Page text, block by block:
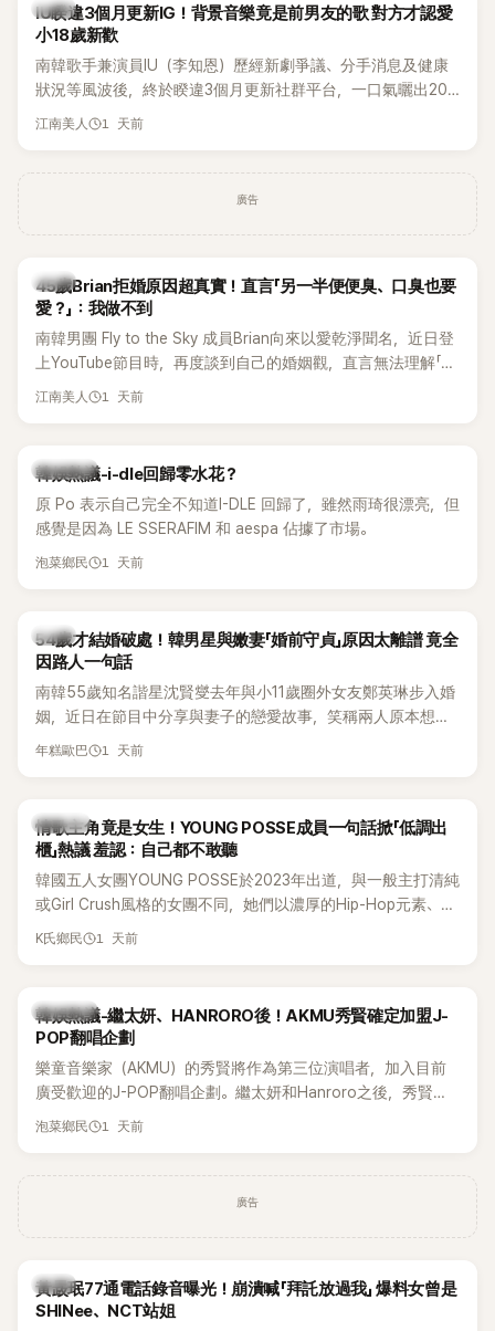
韓星
IU睽違3個月更新IG！背景音樂竟是前男友的歌 對方才認愛
小18歲新歡
南韓歌手兼演員IU（李知恩）歷經新劇爭議、分手消息及健康
狀況等風波後，終於睽違3個月更新社群平台，一口氣曬出20
張近況照，讓大批粉絲又驚又喜。不過，比起照片本身，更引
江南美人 1 天前
廣告
韓星
45歲Brian拒婚原因超真實！直言「另一半便便臭、口臭也要
愛？」：我做不到
南韓男團 Fly to the Sky 成員Brian向來以愛乾淨聞名，近日登
上YouTube節目時，再度談到自己的婚姻觀，直言無法理解「連
另一半的口臭、便便臭都要愛」這種說法，更大方表明自己是不
江南美人 1 天前
熱議討論
韓娛熱議-i-dle回歸零水花？
原 Po 表示自己完全不知道I-DLE 回歸了，雖然雨琦很漂亮，但
感覺是因為 LE SSERAFIM 和 aespa 佔據了市場。
泡菜鄉民 1 天前
韓星
54歲才結婚破處！韓男星與嫩妻「婚前守貞」原因太離譜 竟全
因路人一句話
南韓55歲知名諧星沈賢燮去年與小11歲圈外女友鄭英琳步入婚
姻，近日在節目中分享與妻子的戀愛故事，笑稱兩人原本想享
受兩人世界，沒想到站在飯店門口時竟被路人認出，還一路替
年糕歐巴 1 天前
K-POP
情歌主角竟是女生！YOUNG POSSE成員一句話掀「低調出
櫃」熱議 羞認：自己都不敢聽
韓國五人女團YOUNG POSSE於2023年出道，與一般主打清純
或Girl Crush風格的女團不同，她們以濃厚的Hip-Hop元素、自
創Rap及成員親自參與創作為特色，MV也融入美式街頭、塗
為第五代女團中極具辨識度的新生代代表之一。
K氏鄉民 1 天前
熱議討論
韓娛熱議-繼太妍、HANRORO後！AKMU秀賢確定加盟J-
POP翻唱企劃
樂童音樂家（AKMU）的秀賢將作為第三位演唱者，加入目前
廣受歡迎的J-POP翻唱企劃。繼太妍和Hanroro之後，秀賢已
獲選為第三首翻唱歌曲的主唱，並於近期完成錄音。
泡菜鄉民 1 天前
廣告
韓星
黃晸珉77通電話錄音曝光！崩潰喊「拜託放過我」 爆料女曾是
SHINee、NCT站姐